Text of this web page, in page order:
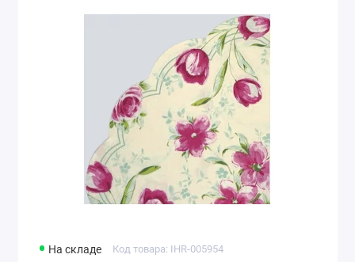
На складе Код товара: IHR-005954